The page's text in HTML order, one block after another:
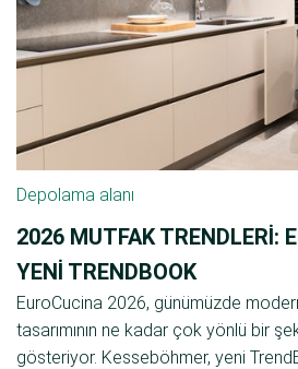
Depolama alanı
2026 MUTFAK TRENDLERI:
YENI TRENDBOOK
EuroCucina 2026, günümüzde
tasarımının ne kadar çok yönlü bir
gösteriyor. Kesseböhmer, yeni